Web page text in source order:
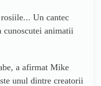
Un cantec
cunoscutei animatii
, a afirmat Mike
unul dintre creatorii